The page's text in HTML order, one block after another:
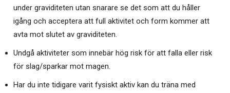
under graviditeten utan snarare se det som att du håller
igång och acceptera att full aktivitet och form kommer att
avta mot slutet av graviditeten.
Undgå aktiviteter som innebär hög risk för att falla eller risk
för slag/sparkar mot magen.
Har du inte tidigare varit fysiskt aktiv kan du träna med